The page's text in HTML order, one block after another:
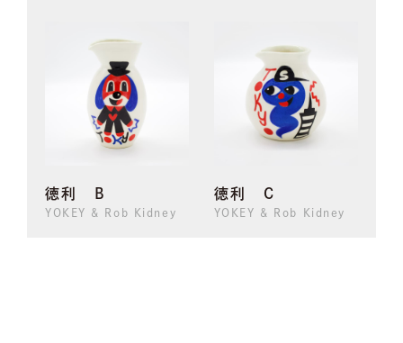
徳利 B
YOKEY & Rob Kidney
徳利 C
YOKEY & Rob Kidney